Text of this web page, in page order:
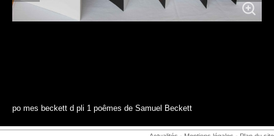
po mes beckett d pli 1 poêmes de Samuel Beckett